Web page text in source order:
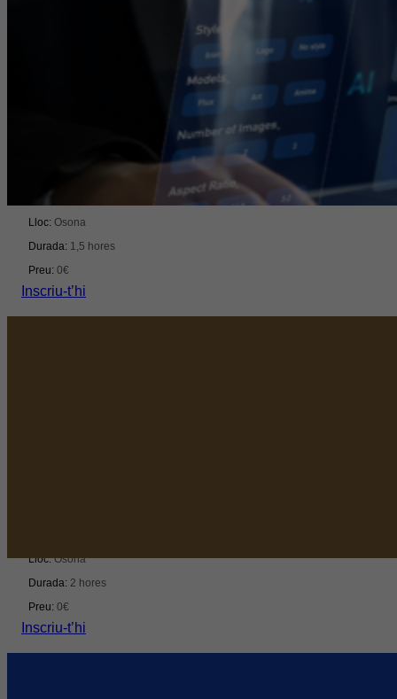
IA aplicada per a directius: agilitat, productivitat i
Del 09/09/2026 al 09/09/2026
Lloc: Osona
Durada: 1,5 hores
Preu: 0€
Inscriu-t’hi
Lloc:Osona
Durada: 2 hores
Preu: 0€
Inscriu-t’hi